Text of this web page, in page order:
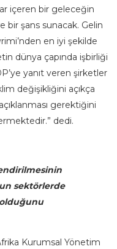
içeren bir geleceğin
bir şans sunacak. Gelin
en iyi şekilde
dünya çapında işbirliği
yanıt veren şirketler
değişikliğini açıkça
gerektiğini
dedi.
sektörlerde
Kurumsal Yönetim